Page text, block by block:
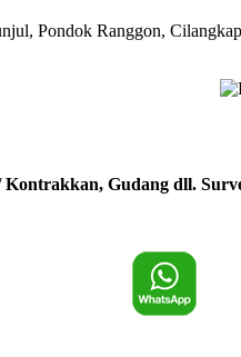
Pondok Ranggon,
Gudang dll.